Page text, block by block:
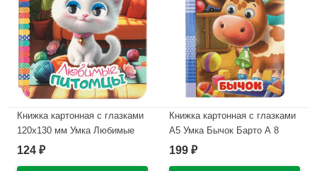
Книжка картонная с глазками
120х130 мм Умка Любимые
питомцы 8 стр арт.978-5-506-
124 ₽
Книжка картонная с глазками
А5 Умка Бычок Барто А 8
страниц арт.978-5-506-11253-2
199 ₽